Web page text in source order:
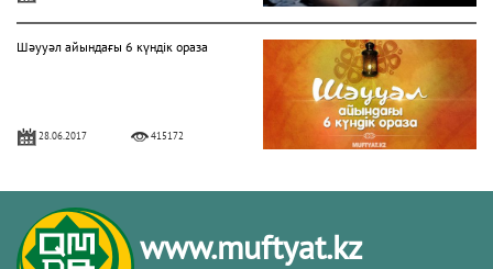
Шәууәл айындағы 6 күндік ораза
28.06.2017 415172
БЕРЕКЕЛІ БАРААТ ТҮНІ
www.muftyat.kz